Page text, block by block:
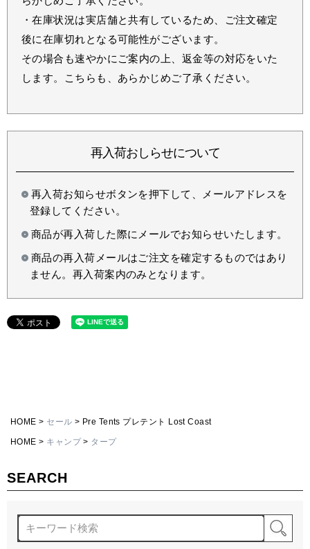
SEARCH
・在庫状況は実店舗と共有しているため、ご注文確定
後に在庫切れとなる可能性がございます。
その場合も速やかにご案内の上、返金等の対応をいた
します。こちらも、あらかじめご了承ください。
再入荷おしらせについて
再入荷お知らせボタンを押下して、メールアドレスを
登録してください。
商品が再入荷した際にメールでお知らせいたします。
商品の再入荷メールはご注文を確定するものではあり
ません。再入荷案内のみとなります。
HOME セール Pre Tents プレテント Lost Coast
HOME キャンプ タープ